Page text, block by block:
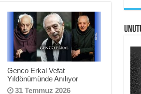
Genco Erkal Vefat
Yıldönümünde Anılıyor
31 Temmuz 2026
İki